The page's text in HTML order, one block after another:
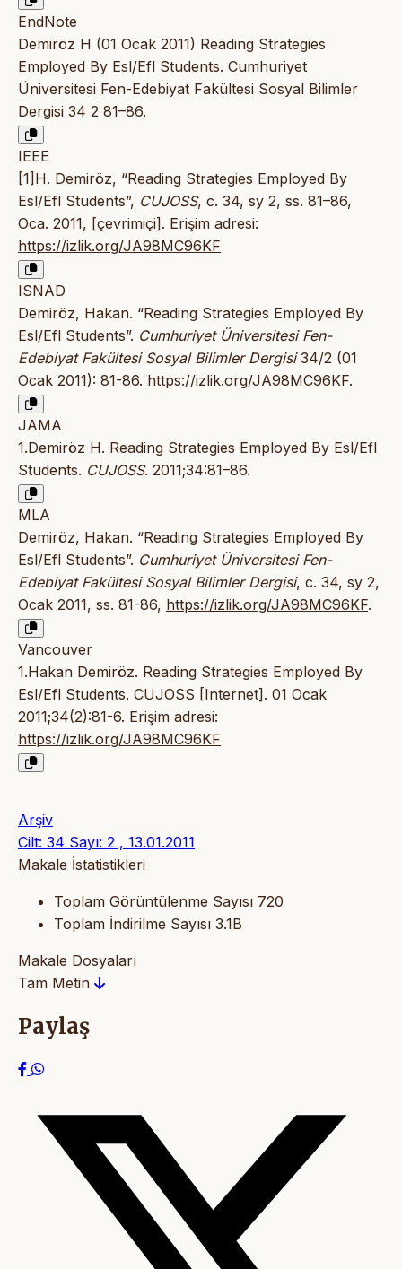
EndNote
Demiröz H (01 Ocak 2011) Reading Strategies
Employed By Esl/Efl Students. Cumhuriyet
Üniversitesi Fen-Edebiyat Fakültesi Sosyal Bilimler
Dergisi 34 2 81–86.
IEEE
[1]H. Demiröz, “Reading Strategies Employed By
Esl/Efl Students”, CUJOSS, c. 34, sy 2, ss. 81–86,
Oca. 2011, [çevrimiçi]. Erişim adresi:
https://izlik.org/JA98MC96KF
ISNAD
Demiröz, Hakan. “Reading Strategies Employed By
Esl/Efl Students”. Cumhuriyet Üniversitesi Fen-
Edebiyat Fakültesi Sosyal Bilimler Dergisi34/2 (01
Ocak 2011): 81-86. https://izlik.org/JA98MC96KF.
JAMA
1.Demiröz H. Reading Strategies Employed By Esl/Efl
Students. CUJOSS. 2011;34:81–86.
MLA
Demiröz, Hakan. “Reading Strategies Employed By
Esl/Efl Students”. Cumhuriyet Üniversitesi Fen-
Edebiyat Fakültesi Sosyal Bilimler Dergisi, c. 34, sy 2,
Ocak 2011, ss. 81-86, https://izlik.org/JA98MC96KF.
Vancouver
1.Hakan Demiröz. Reading Strategies Employed By
Esl/Efl Students. CUJOSS [Internet]. 01 Ocak
2011;34(2):81-6. Erişim adresi:
https://izlik.org/JA98MC96KF
Arşiv
Cilt: 34 Sayı: 2 , 13.01.2011
Makale İstatistikleri
Toplam Görüntülenme Sayısı 720
Toplam İndirilme Sayısı 3.1B
Makale Dosyaları
Tam Metin
Paylaş